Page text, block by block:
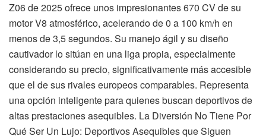
Z06 de 2025 ofrece unos impresionantes 670 CV de su
motor V8 atmosférico, acelerando de 0 a 100 km/h en
menos de 3,5 segundos. Su manejo ágil y su diseño
cautivador lo sitúan en una liga propia, especialmente
considerando su precio, significativamente más accesible
que el de sus rivales europeos comparables. Representa
una opción inteligente para quienes buscan deportivos de
altas prestaciones asequibles. La Diversión No Tiene Por
Qué Ser Un Lujo: Deportivos Asequibles que Siguen